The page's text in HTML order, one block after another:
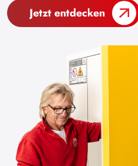
Jetzt entdecken